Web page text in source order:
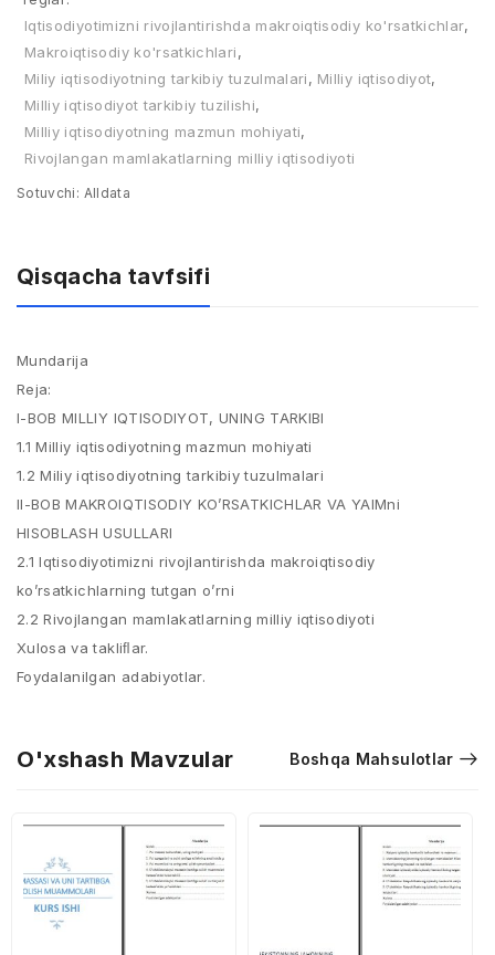
Iqtisodiyotimizni rivojlantirishda makroiqtisodiy ko'rsatkichlar,
Makroiqtisodiy ko'rsatkichlari,
Miliy iqtisodiyotning tarkibiy tuzulmalari, Milliy iqtisodiyot,
Milliy iqtisodiyot tarkibiy tuzilishi,
Milliy iqtisodiyotning mazmun mohiyati,
Rivojlangan mamlakatlarning milliy iqtisodiyoti
Sotuvchi: Alldata
Qisqacha tavfsifi
Mundarija
Reja:
I-BOB MILLIY IQTISODIYOT, UNING TARKIBI
1.1 Milliy iqtisodiyotning mazmun mohiyati
1.2 Miliy iqtisodiyotning tarkibiy tuzulmalari
II-BOB MAKROIQTISODIY KO’RSATKICHLAR VA YAIMni
HISOBLASH USULLARI
2.1 Iqtisodiyotimizni rivojlantirishda makroiqtisodiy
ko’rsatkichlarning tutgan o’rni
2.2 Rivojlangan mamlakatlarning milliy iqtisodiyoti
Xulosa va takliﬂar.
Foydalanilgan adabiyotlar.
O'xshash Mavzular Boshqa Mahsulotlar